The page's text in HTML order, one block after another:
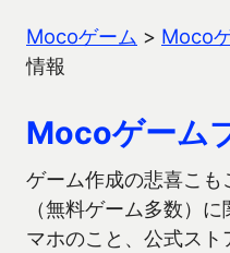
Mocoゲーム > Moco
情報
Mocoゲーム
ゲーム作成の悲喜こ
（無料ゲーム多数）
マホのこと、公式ス